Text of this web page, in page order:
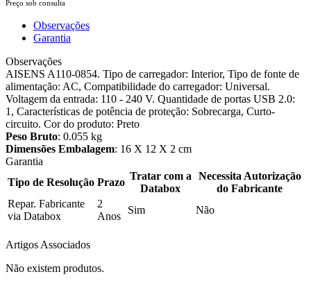
Preço sob consulta
Observações
Garantia
Observações
AISENS A110-0854. Tipo de carregador: Interior, Tipo de fonte de
alimentação: AC, Compatibilidade do carregador: Universal.
Voltagem da entrada: 110 - 240 V. Quantidade de portas USB 2.0:
1, Características de potência de proteção: Sobrecarga, Curto-
circuito. Cor do produto: Preto
Peso Bruto: 0.055 kg
Dimensões Embalagem: 16 X 12 X 2 cm
Garantia
Tipo de Resolução Prazo
Tratar com a
Databox
Necessita Autorização
do Fabricante
Repar. Fabricante
via Databox
2
Anos
Sim Não
Artigos Associados
Não existem produtos.